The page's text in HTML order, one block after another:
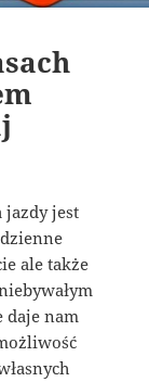
jazdy jest
ale także
daje nam